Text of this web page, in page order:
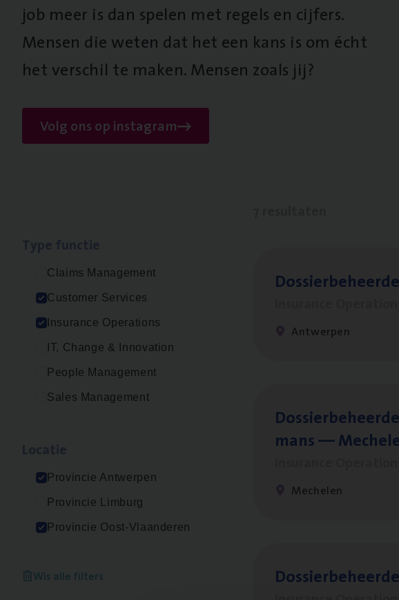
job meer is dan spelen met regels en cijfers.
Mensen die weten dat het een kans is om écht
het verschil te maken. Mensen zoals jij?
Volg ons op instagram
Claims Management
Customer Services
Insurance Operations
IT, Change & Innovation
People Management
Sales Management
Provincie Antwerpen
Provincie Limburg
Provincie Oost-Vlaanderen
Wis alle filters
Antwerpen
mans —
Mechelen